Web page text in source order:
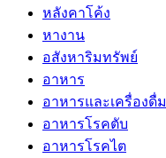
หลังคาโค้ง
หางาน
อสังหาริมทรัพย์
อาหาร
อาหารและเครื่องดื่ม
อาหารโรคตับ
อาหารโรคไต